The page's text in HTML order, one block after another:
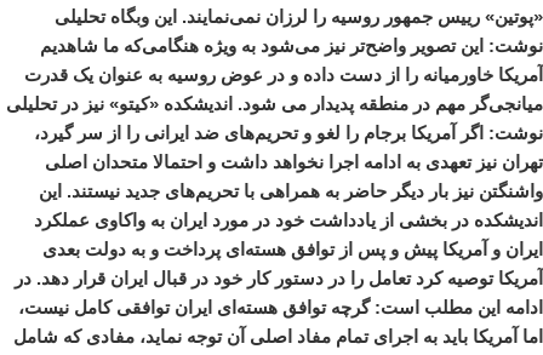
«پوتین» رییس جمهور روسیه را لرزان نمی‌نمایند. این وبگاه تحلیلی
نوشت: این تصویر واضح‌تر نیز می‌شود به ویژه هنگامی‌که ما شاهدیم
آمریکا خاورمیانه را از دست داده و در عوض روسیه به عنوان یک قدرت
میانجی‌گر مهم در منطقه پدیدار می شود. اندیشکده «کیتو» نیز در تحلیلی
نوشت: اگر آمریکا برجام را لغو و تحریم‌های ضد ایرانی را از سر گیرد،
تهران نیز تعهدی به ادامه اجرا نخواهد داشت و احتمالا متحدان اصلی
واشنگتن نیز بار دیگر حاضر به همراهی با تحریم‌های جدید نیستند. این
اندیشکده در بخشی از یادداشت خود در مورد ایران به واکاوی عملکرد
ایران و آمریکا پیش و پس از توافق هسته‌ای پرداخت و به دولت بعدی
آمریکا توصیه کرد تعامل را در دستور کار خود در قبال ایران قرار دهد. در
ادامه این مطلب است: گرچه توافق هسته‌ای ایران توافقی کامل نیست،
اما آمریکا باید به اجرای تمام مفاد اصلی آن توجه نماید، مفادی که شامل